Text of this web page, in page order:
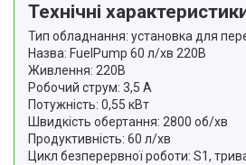
Технічні
Тип обладнання: установка для
Назва: FuelPump 60 л/хв 220В
Живлення: 220В
Робочий струм: 3,5 А
Потужність: 0,55 кВт
Швидкість обертання: 2800 об/хв
Продуктивність: 60 л/хв
Цикл безперервної роботи: S1,